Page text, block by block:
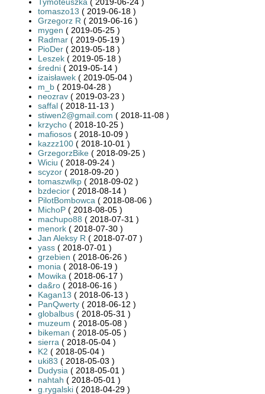
tomaszo13 ( 2019-06-18 )
Grzegorz R ( 2019-06-16 )
mygen ( 2019-05-25 )
Radmar ( 2019-05-19 )
PioDer ( 2019-05-18 )
Leszek ( 2019-05-18 )
średni ( 2019-05-14 )
izaisławek ( 2019-05-04 )
m_b ( 2019-04-28 )
neozrav ( 2019-03-23 )
saffal ( 2018-11-13 )
stiwen2@gmail.com ( 2018-11-08 )
krzycho ( 2018-10-25 )
mafiosos ( 2018-10-09 )
kazzz100 ( 2018-10-01 )
GrzegorzBike ( 2018-09-25 )
Wiciu ( 2018-09-24 )
scyzor ( 2018-09-20 )
tomaszwlkp ( 2018-09-02 )
bzdecior ( 2018-08-14 )
PilotBombowca ( 2018-08-06 )
MichoP ( 2018-08-05 )
machupo88 ( 2018-07-31 )
menork ( 2018-07-30 )
Jan Aleksy R ( 2018-07-07 )
yass ( 2018-07-01 )
grzebien ( 2018-06-26 )
monia ( 2018-06-19 )
Mowika ( 2018-06-17 )
da&ro ( 2018-06-16 )
Kagan13 ( 2018-06-13 )
PanQwerty ( 2018-06-12 )
globalbus ( 2018-05-31 )
muzeum ( 2018-05-08 )
bikeman ( 2018-05-05 )
sierra ( 2018-05-04 )
K2 ( 2018-05-04 )
uki83 ( 2018-05-03 )
Dudysia ( 2018-05-01 )
nahtah ( 2018-05-01 )
g.rygalski ( 2018-04-29 )